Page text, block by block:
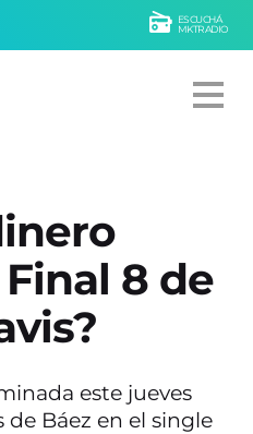
ESCUCHÁ
MKTRADIO
8 de
este jueves
Báez en el single